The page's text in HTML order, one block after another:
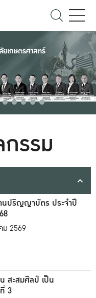
รรม
นปริญญาบัตร ประจำปี
2569
สะสมศิลป์ เป็น
3